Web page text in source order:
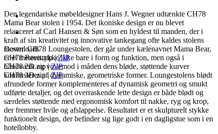
Downloads
CH78 Revit.zip|ZIP
CH78 2D.zip|ZIP
CH78 3D.zip|ZIP
Den legendariske møbeldesigner Hans J. Wegner udtænkte CH78
Mama Bear stolen i 1954. Det ikoniske design er nu blevet
relanceret af Carl Hansen & Søn som en hyldest til manden, der i
kraft af sin kreativitet og innovative tankegang ofte kaldes stolens
mester. CH78 Loungestolen, der går under kælenavnet Mama Bear,
er et mesterstykke ikke bare i form og funktion, men også i
håndværk og vovemod i måden dens bløde, støttende kurver
kontrasteres af dynamiske, geometriske former. Loungestolens blødt
afrundede former komplementeres af dynamisk geometri og smukt
udførte detaljer, og det overraskende lette design er både blødt og
særdeles støttende med ergonomisk komfort til nakke, ryg og krop,
der fremmer hvile og afslappelse. Resultatet er et skulpturelt stykke
funktionelt design, der befinder sig lige godt i en dagligstue som i en
hotellobby.